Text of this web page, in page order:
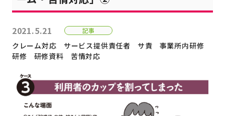
2021.5.21 記事
クレーム対応 サービス提供責任者 サ責
事業所内研修
研修
研修資料 苦情対応